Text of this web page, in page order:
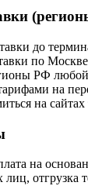
до
по
РФ
на
на
на
отгрузка